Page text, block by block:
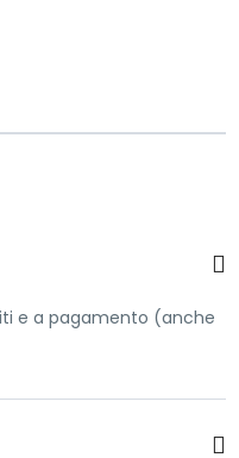
e a pagamento (anche